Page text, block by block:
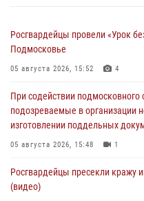
Росгвардейцы провели «Урок
Подмосковье
05 августа 2026, 15:52 4
При содействии
подозреваемые в организации
изготовлении поддельных
05 августа 2026, 15:48 1
Росгвардейцы пресекли кражу
(видео)